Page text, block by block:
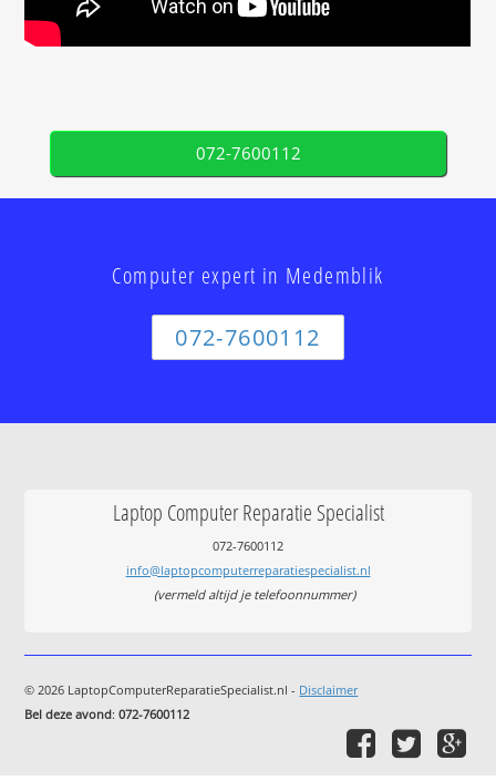
072-7600112
Computer expert in Medemblik
072-7600112
Laptop Computer Reparatie Specialist
072-7600112
info@laptopcomputerreparatiespecialist.nl
(vermeld altijd je telefoonnummer)
© 2026 LaptopComputerReparatieSpecialist.nl - Disclaimer
Bel deze avond:072-7600112